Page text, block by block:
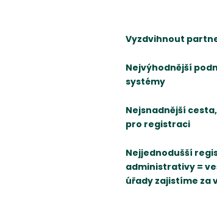
Vyzdvihnout
Nejvýhodnější
systémy
Nejsnadnější
pro registraci
Nejjednodušší
administrativy =
úřady zajistíme za